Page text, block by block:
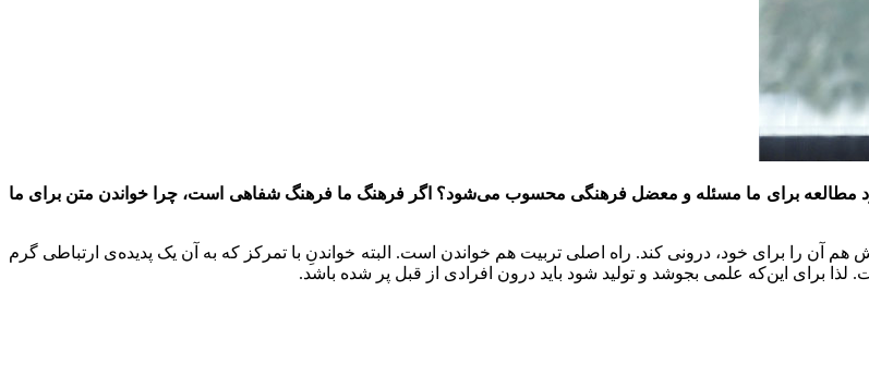
مطالعه برای ما مسئله و معضل فرهنگی محسوب می‌شود؟ اگر فرهنگ ما فرهنگ شفاهی است، چرا خواندن متن برای ما
را برای خود، درونی کند. راه اصلی تربیت هم خواندن است. البته خواندنِ با تمرکز که به آن یک پدیده‌ی ارتباطی گرم
برای این‌که علمی بجوشد و تولید شود باید درون افرادی از قبل پر شده باشد.